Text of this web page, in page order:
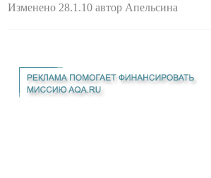
Изменено 28.1.10 автор Апельсина